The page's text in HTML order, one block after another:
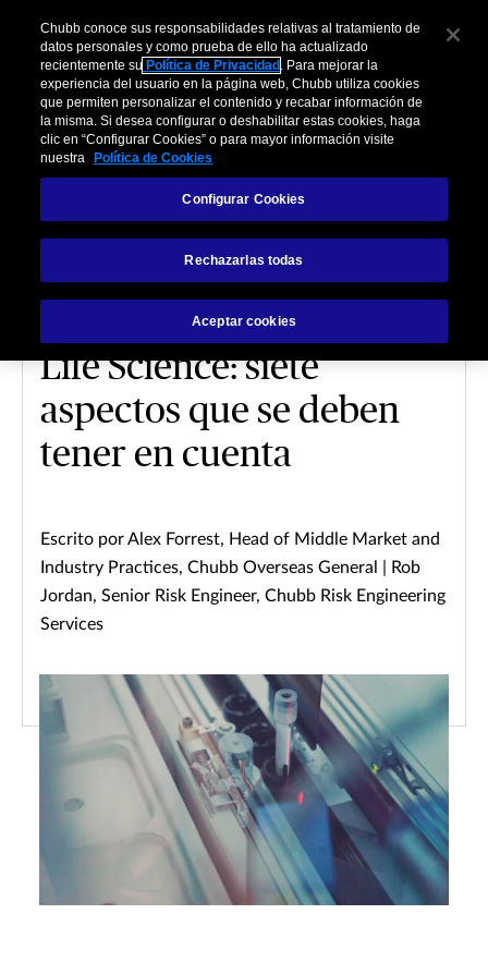
Apertura de nuevas
instalaciones en
empresas del sector de
Life Science: siete
aspectos que se deben
tener en cuenta
Escrito por Alex Forrest, Head of Middle Market and
Industry Practices, Chubb Overseas General | Rob
Jordan, Senior Risk Engineer, Chubb Risk Engineering
Services
Chubb conoce sus responsabilidades relativas al tratamiento de
datos personales y como prueba de ello ha actualizado
recientemente su Política de Privacidad . Para mejorar la
experiencia del usuario en la página web, Chubb utiliza cookies
que permiten personalizar el contenido y recabar información de
la misma. Si desea configurar o deshabilitar estas cookies, haga
clic en “Configurar Cookies” o para mayor información visite
nuestra
Política de Cookies
Configurar Cookies
Rechazarlas todas
Aceptar cookies